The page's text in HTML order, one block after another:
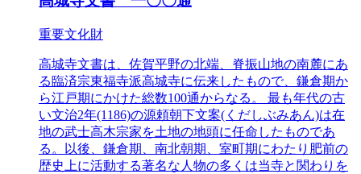
重要文化財
高城寺文書は、佐賀平野の北端、脊振山地の南麓にあ
る臨済宗東福寺派高城寺に伝来したもので、鎌倉期か
ら江戸期にかけた総数100通からなる。 最も年代の古
い文治2年(1186)の源頼朝下文案(くだしぶみあん)は在
地の武士高木宗家を土地の地頭に任命したものであ
る。以後、鎌倉期、南北朝期、室町期にわたり肥前の
歴史上に活動する著名な人物の多くは当寺と関わりを